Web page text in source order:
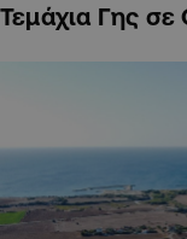
Τεμάχια Γης σε